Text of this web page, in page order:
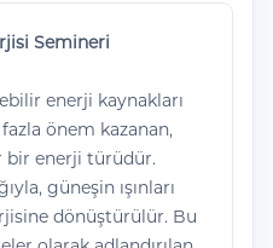
Semineri
enerji kaynakları
önem kazanan,
bir enerji türüdür.
güneşin ışınları
dönüştürülür. Bu